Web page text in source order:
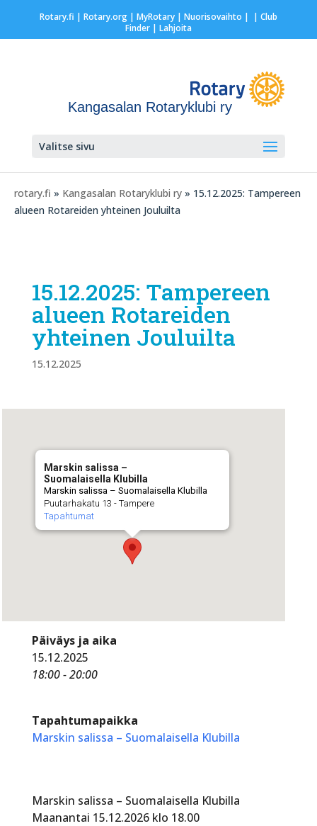
Rotary.fi | Rotary.org| MyRotary | Nuorisovaihto | | Club
Finder| Lahjoita
Kangasalan Rotaryklubi ry
Valitse sivu
rotary.fi » Kangasalan Rotaryklubi ry » 15.12.2025: Tampereen
alueen Rotareiden yhteinen Jouluilta
15.12.2025: Tampereen
alueen Rotareiden
yhteinen Jouluilta
15.12.2025
Marskin salissa –
Suomalaisella Klubilla
Marskin salissa – Suomalaisella Klubilla
Puutarhakatu 13 - Tampere
Tapahtumat
Päiväys ja aika
15.12.2025
18:00 - 20:00
Tapahtumapaikka
Marskin salissa – Suomalaisella Klubilla
Marskin salissa – Suomalaisella Klubilla
Maanantai 15.12.2026 klo 18.00